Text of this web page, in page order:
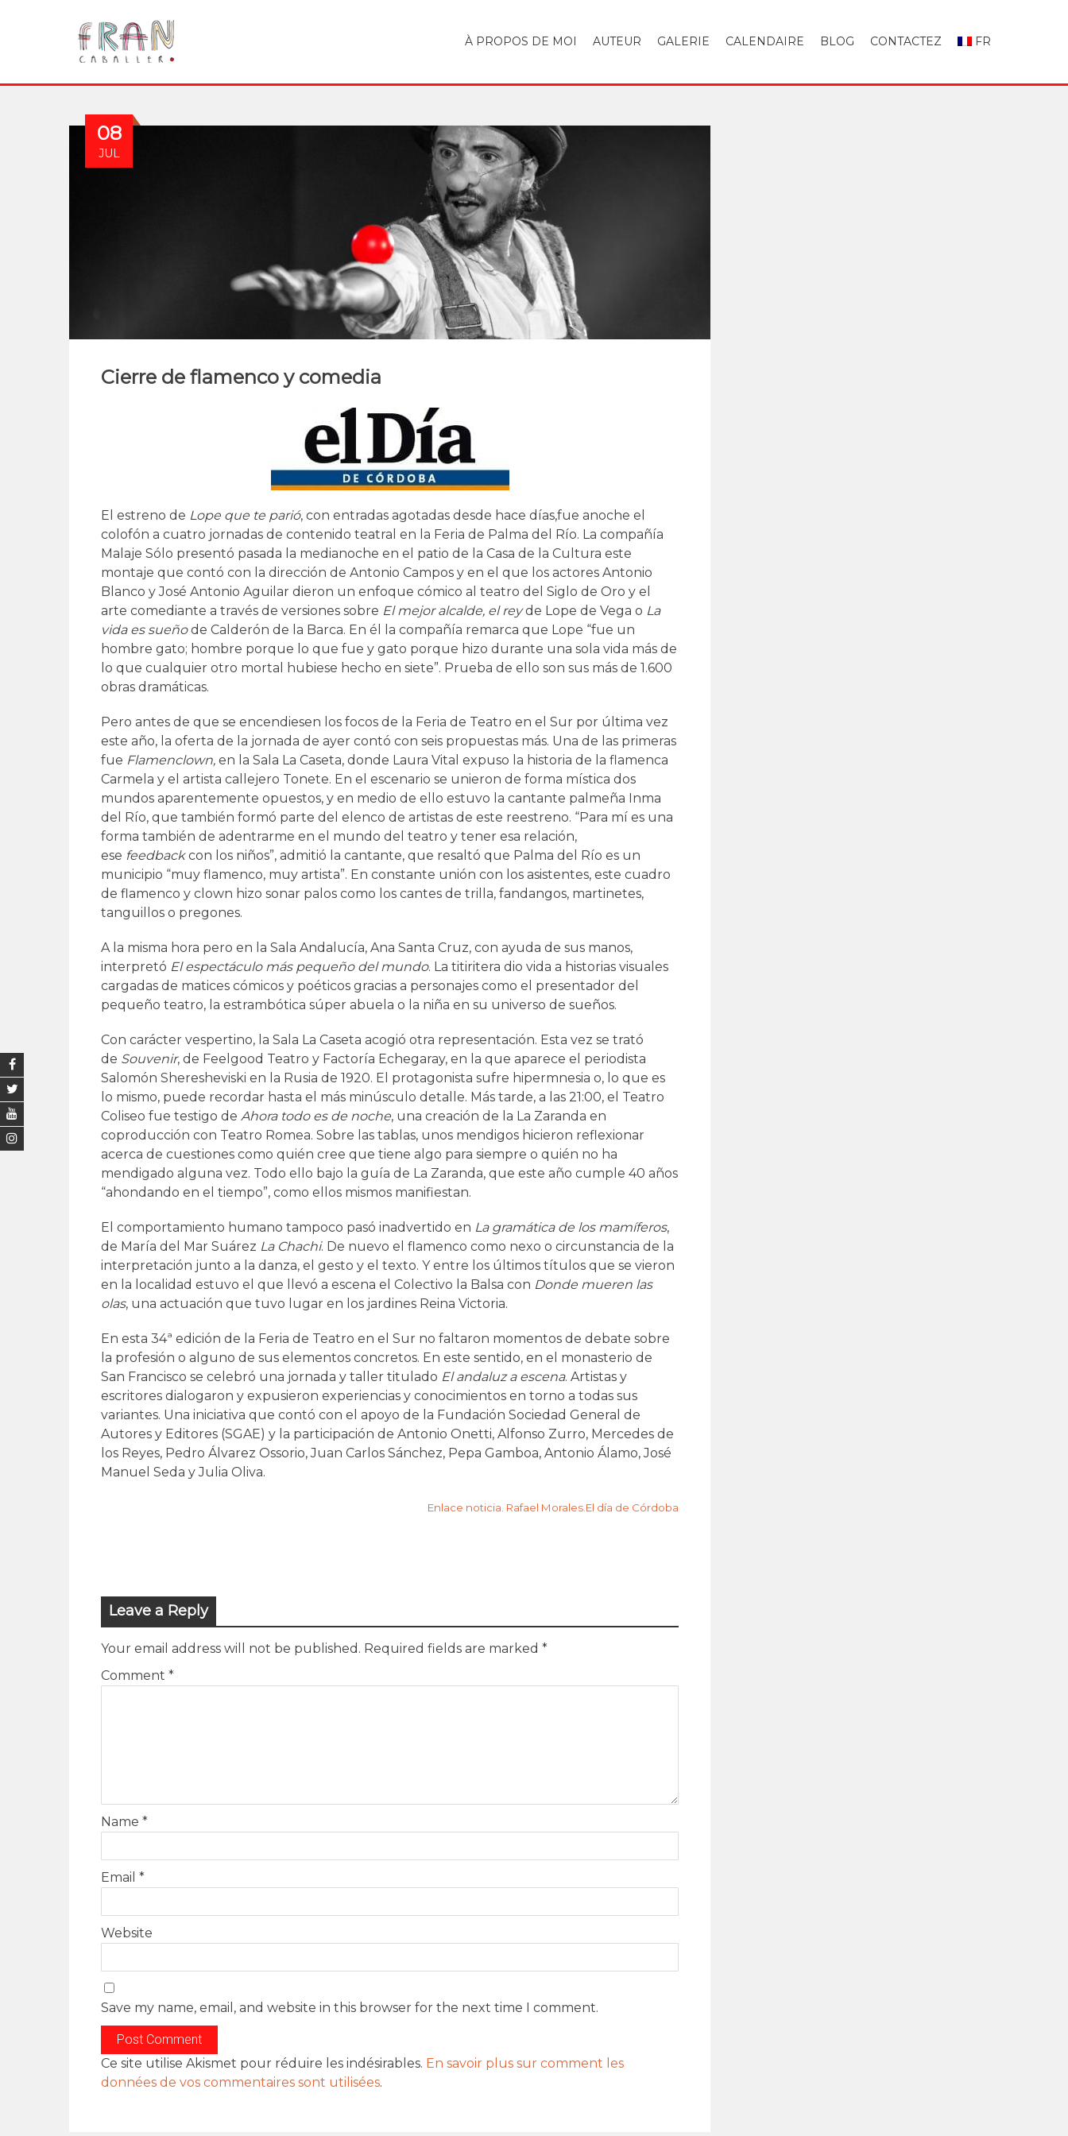
À PROPOS DE MOI AUTEUR GALERIE CALENDAIRE BLOG CONTACTEZ FR
08
JUL
Cierre de flamenco y comedia
El estreno de Lope que te parió, con entradas agotadas desde hace días,fue anoche el
colofón a cuatro jornadas de contenido teatral en la Feria de Palma del Río. La compañía
Malaje Sólo presentó pasada la medianoche en el patio de la Casa de la Cultura este
montaje que contó con la dirección de Antonio Campos y en el que los actores Antonio
Blanco y José Antonio Aguilar dieron un enfoque cómico al teatro del Siglo de Oro y el
arte comediante a través de versiones sobre El mejor alcalde, el reyde Lope de Vega o La
vida es sueñode Calderón de la Barca. En él la compañía remarca que Lope “fue un
hombre gato; hombre porque lo que fue y gato porque hizo durante una sola vida más de
lo que cualquier otro mortal hubiese hecho en siete”. Prueba de ello son sus más de 1.600
obras dramáticas.
Pero antes de que se encendiesen los focos de la Feria de Teatro en el Sur por última vez
este año, la oferta de la jornada de ayer contó con seis propuestas más. Una de las primeras
fue Flamenclown, en la Sala La Caseta, donde Laura Vital expuso la historia de la flamenca
Carmela y el artista callejero Tonete. En el escenario se unieron de forma mística dos
mundos aparentemente opuestos, y en medio de ello estuvo la cantante palmeña Inma
del Río, que también formó parte del elenco de artistas de este reestreno. “Para mí es una
forma también de adentrarme en el mundo del teatro y tener esa relación,
ese feedbackcon los niños”, admitió la cantante, que resaltó que Palma del Río es un
municipio “muy flamenco, muy artista”. En constante unión con los asistentes, este cuadro
de flamenco y clown hizo sonar palos como los cantes de trilla, fandangos, martinetes,
tanguillos o pregones.
A la misma hora pero en la Sala Andalucía, Ana Santa Cruz, con ayuda de sus manos,
interpretó El espectáculo más pequeño del mundo. La titiritera dio vida a historias visuales
cargadas de matices cómicos y poéticos gracias a personajes como el presentador del
pequeño teatro, la estrambótica súper abuela o la niña en su universo de sueños.
Con carácter vespertino, la Sala La Caseta acogió otra representación. Esta vez se trató
de Souvenir, de Feelgood Teatro y Factoría Echegaray, en la que aparece el periodista
Salomón Sheresheviski en la Rusia de 1920. El protagonista sufre hipermnesia o, lo que es
lo mismo, puede recordar hasta el más minúsculo detalle. Más tarde, a las 21:00, el Teatro
Coliseo fue testigo de Ahora todo es de noche, una creación de la La Zaranda en
coproducción con Teatro Romea. Sobre las tablas, unos mendigos hicieron reflexionar
acerca de cuestiones como quién cree que tiene algo para siempre o quién no ha
mendigado alguna vez. Todo ello bajo la guía de La Zaranda, que este año cumple 40 años
“ahondando en el tiempo”, como ellos mismos manifiestan.
El comportamiento humano tampoco pasó inadvertido en La gramática de los mamíferos,
de María del Mar Suárez La Chachi. De nuevo el flamenco como nexo o circunstancia de la
interpretación junto a la danza, el gesto y el texto. Y entre los últimos títulos que se vieron
en la localidad estuvo el que llevó a escena el Colectivo la Balsa con Donde mueren las
olas, una actuación que tuvo lugar en los jardines Reina Victoria.
En esta 34ª edición de la Feria de Teatro en el Sur no faltaron momentos de debate sobre
la profesión o alguno de sus elementos concretos. En este sentido, en el monasterio de
San Francisco se celebró una jornada y taller titulado El andaluz a escena. Artistas y
escritores dialogaron y expusieron experiencias y conocimientos en torno a todas sus
variantes. Una iniciativa que contó con el apoyo de la Fundación Sociedad General de
Autores y Editores (SGAE) y la participación de Antonio Onetti, Alfonso Zurro, Mercedes de
los Reyes, Pedro Álvarez Ossorio, Juan Carlos Sánchez, Pepa Gamboa, Antonio Álamo, José
Manuel Seda y Julia Oliva.
Enlace noticia. Rafael Morales.El día de Córdoba
Leave a Reply
Your email address will not be published. Required fields are marked *
Comment *
Name *
Email *
Website
Save my name, email, and website in this browser for the next time I comment.
Ce site utilise Akismet pour réduire les indésirables. En savoir plus sur comment les
données de vos commentaires sont utilisées.